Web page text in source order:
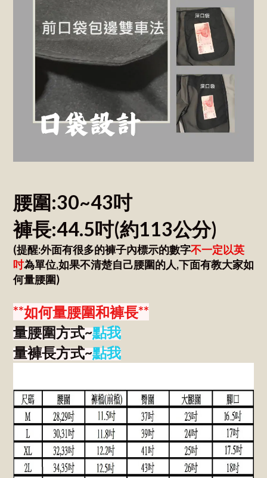
腰圍:30~43吋
褲長:44.5吋(約113公分)
(提醒:外面有很多的褲子內標示的數字不一定以英
吋為單位,如果不清楚自己腰圍的人,下面有教大家如
何量腰圍)
**如何量腰圍和褲長**
量腰圍方式~點我
量褲長方式~點我